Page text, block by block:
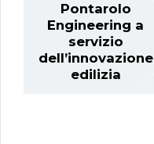
Pontarolo
Engineering a
servizio
dell’innovazione
edilizia